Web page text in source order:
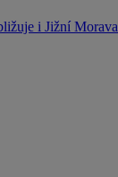
i Jižní Morava